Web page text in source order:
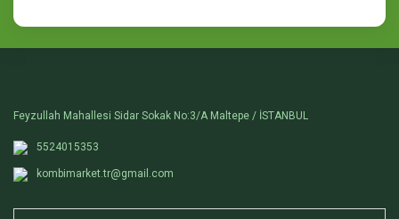
Feyzullah Mahallesi Sidar Sokak No:3/A Maltepe / İSTANBUL
5524015353
kombimarket.tr@gmail.com